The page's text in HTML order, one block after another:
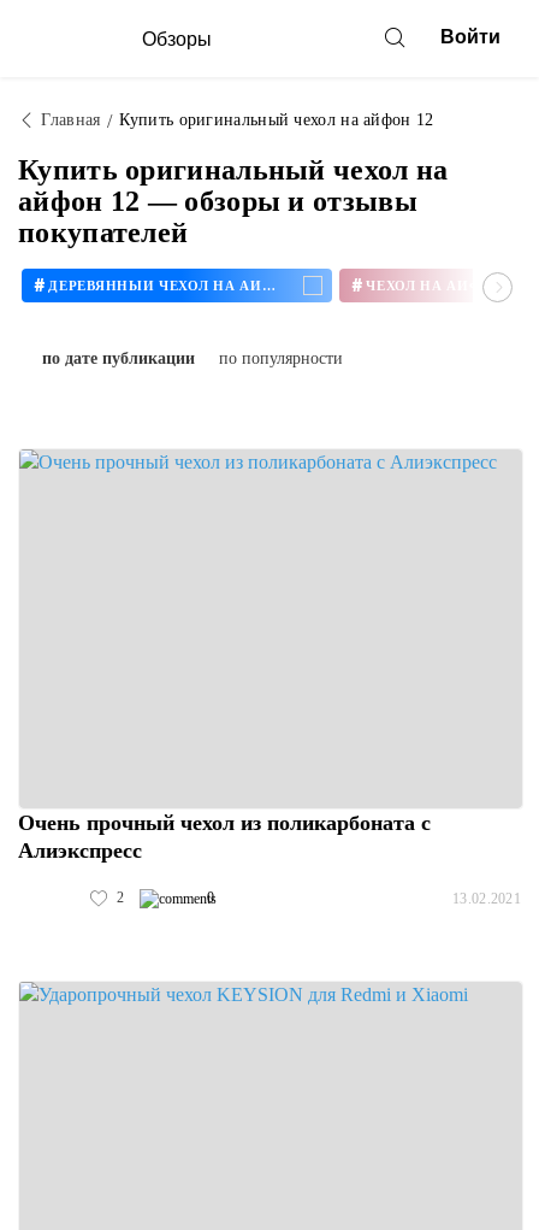
Обзоры Войти
Главная Купить оригинальный чехол на айфон 12
Купить оригинальный чехол на
айфон 12 — обзоры и отзывы
покупателей
# ДЕРЕВЯННЫЙ ЧЕХОЛ НА АЙФОН # ЧЕХОЛ НА АЙФОН 11
по дате публикации по популярности
Очень прочный чехол из поликарбоната с
Алиэкспресс
2 0 13.02.2021